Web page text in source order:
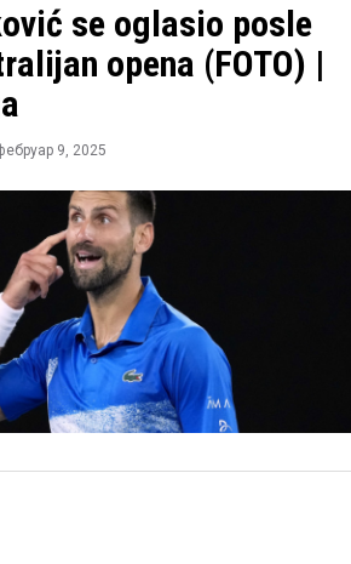
se oglasio posle
opena (FOTO) |
9, 2025